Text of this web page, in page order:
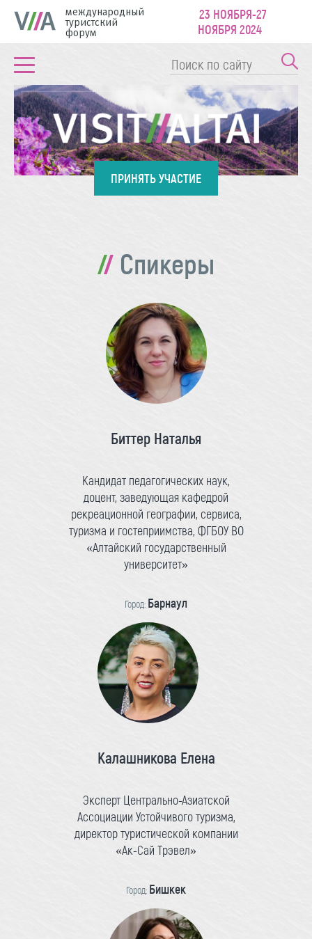
международный
туристский
форум
23 НОЯБРЯ-27
НОЯБРЯ 2024
ПРИНЯТЬ УЧАСТИЕ
Спикеры
Биттер Наталья
Кандидат педагогических наук,
доцент, заведующая кафедрой
рекреационной географии, сервиса,
туризма и гостеприимства, ФГБОУ ВО
«Алтайский государственный
университет»
Город: Барнаул
Калашникова Елена
Эксперт Центрально-Азиатской
Ассоциации Устойчивого туризма,
директор туристической компании
«Ак-Сай Трэвел»
Город: Бишкек